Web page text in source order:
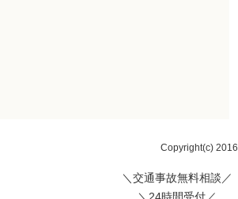
Copyright(c) 2016
＼交通事故無料相談／